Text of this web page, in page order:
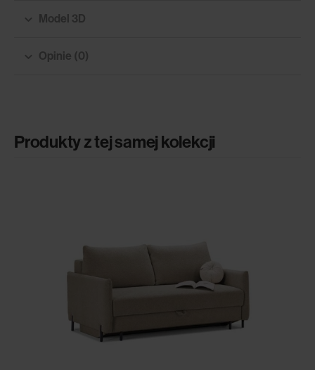
Model 3D
Opinie (0)
Produkty z tej samej kolekcji